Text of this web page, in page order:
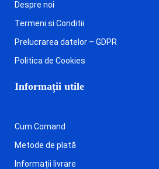
Despre noi
Termeni si Conditii
Prelucrarea datelor – GDPR
Politica de Cookies
Informații utile
Cum Comand
Metode de plată
Informații livrare